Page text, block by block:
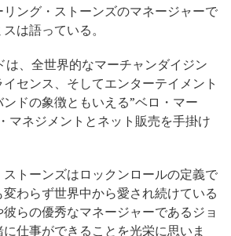
ング・ストーンズのマネージャーで
は語っている。
は、全世界的なマーチャンダイジン
イセンス、そしてエンターテイメント
ドの象徴ともいえる”ベロ・マー
マネジメントとネット販売を手掛け
ストーンズはロックンロールの定義で
わらず世界中から愛され続けている
らの優秀なマネージャーであるジョ
仕事ができることを光栄に思いま